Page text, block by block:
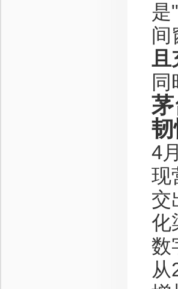
是
且
4
现
交
化
数